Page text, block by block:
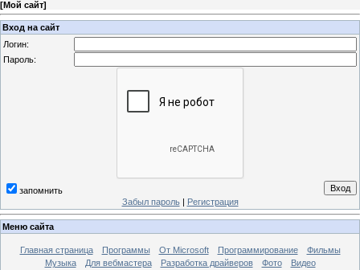
[Мой сайт]
Вход на сайт
Логин:
Пароль:
запомнить
Забыл пароль| Регистрация
Меню сайта
Главная страница Программы От Microsoft Программирование
Фильмы
Музыка
Для вебмастера Разработка драйверов Фото
Видео